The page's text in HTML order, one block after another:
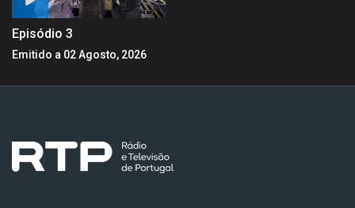
Episódio 3
Emitido a 02 Agosto, 2026